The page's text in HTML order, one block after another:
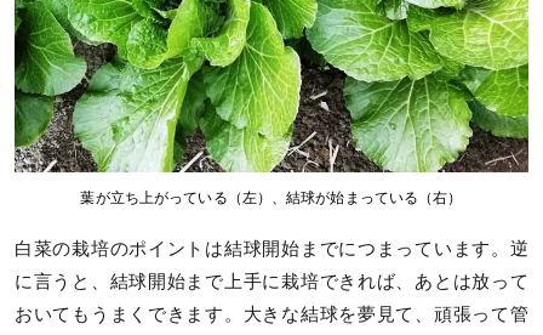
葉が立ち上がっている（左）、結球が始まっている（右）
白菜の栽培のポイントは結球開始までにつまっています。逆
に言うと、結球開始まで上手に栽培できれば、あとは放って
おいてもうまくできます。大きな結球を夢見て、頑張って管